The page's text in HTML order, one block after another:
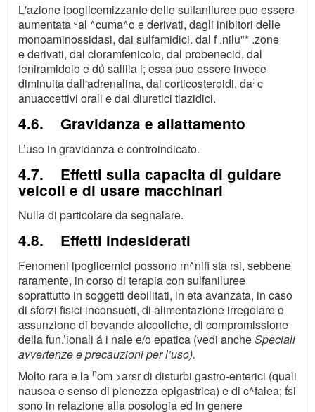
L'azione ipoglicemizzante delle sulfaniluree puo essere
aumentata Jal ^cuma^o e derivati, dagli inibitori delle
monoaminossidasi, dai sulfamidici. dal f .nilu"* .zone
e derivati, dal cloramfenicolo, dal probenecid, dal
feniramidolo e dů saliila i; essa puo essere invece
diminuita dall'adrenalina, dai corticosteroidi, da: c
anuaccettivi orali e dai diuretici tiazidici.
4.6. Gravidanza e allattamento
L’uso in gravidanza e controindicato.
4.7. Effetti sulla capacita di guidare
veicoli e di usare macchinari
Nulla di particolare da segnalare.
4.8. Effetti indesiderati
Fenomeni ipoglicemici possono m^nifi sta rsi, sebbene
raramente, in corso di terapia con sulfaniluree
soprattutto in soggetti debilitati, in eta avanzata, in caso
di sforzi fisici inconsueti, di alimentazione irregolare o
assunzione di bevande alcooliche, di compromissione
della fun.’ionali á i nale e/o epatica (vedi ancheSpeciali
avvertenze e precauzioni per l’uso).
Molto rara e la nom >arsr di disturbi gastro-enterici (quali
nausea e senso di pienezza epigastrica) e di c^falea; ťsi
sono in relazione alla posologia ed in genere